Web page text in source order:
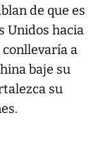
de que es
Unidos hacia
a
baje su
su